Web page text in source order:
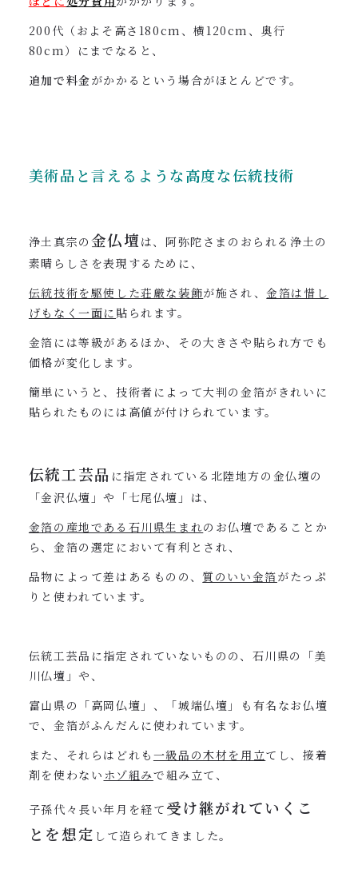
200代（およそ高さ180cm、横120cm、奥行
80cm）にまでなると、
追加で料金がかかるという場合がほとんどです。
美術品と言えるような高度な伝統技術
浄土真宗の 金仏壇 は、阿弥陀さまのおられる浄土の
素晴らしさを表現するために、
伝統技術を駆使した荘厳な装飾が施され、金箔は惜し
げもなく一面に 貼られます。
金箔には等級があるほか、その大きさや貼られ方でも
価格が変化します。
簡単にいうと、技術者によって大判の金箔がきれいに
貼られたものには高値が付けられています。
伝統工芸品 に指定されている北陸地方の金仏壇の
「金沢仏壇」や「七尾仏壇」は、
金箔の産地である石川県生まれのお仏壇であることか
ら、金箔の選定において有利とされ、
品物によって差はあるものの、質のいい金箔がたっぷ
りと使われています。
伝統工芸品に指定されていないものの、石川県の「美
川仏壇」や、
富山県の「高岡仏壇」、「城端仏壇」も有名なお仏壇
で、金箔がふんだんに使われています。
また、それらはどれも 一級品の木材を用立てし、接着
剤を使わない ホゾ組みで組み立て、
子孫代々長い年月を経て 受け継がれていくこ
とを想定 して造られてきました。